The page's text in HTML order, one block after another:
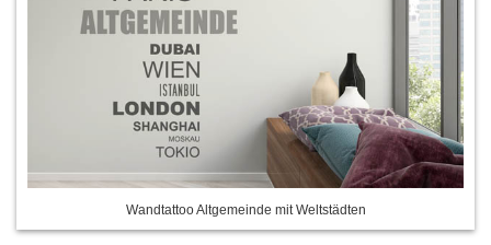
Wandtattoo Altgemeinde mit Weltstädten